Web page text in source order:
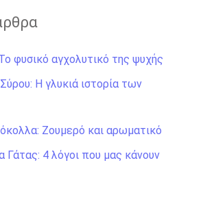
φυσικό αγχολυτικό της ψυχής
Η γλυκιά ιστορία των
Ζουμερό και αρωματικό
Γάτας: 4 λόγοι που μας κάνουν